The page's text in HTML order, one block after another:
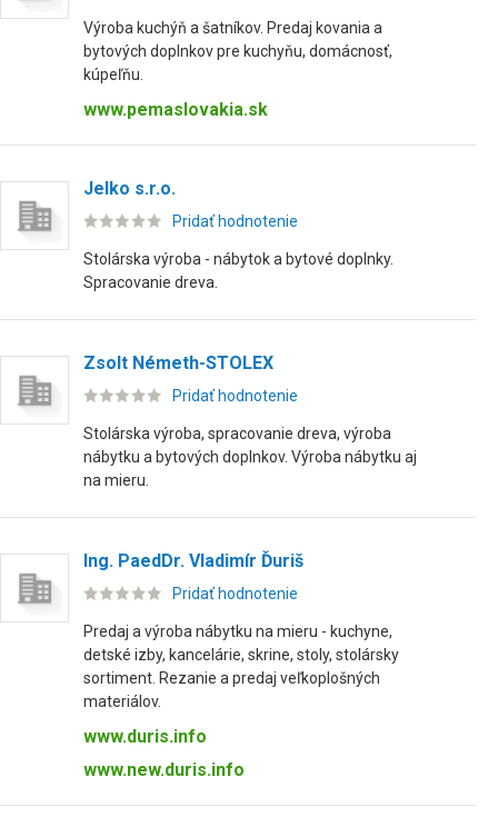
Výroba kuchýň a šatníkov. Predaj kovania a
bytových doplnkov pre kuchyňu, domácnosť,
kúpeľňu.
www.pemaslovakia.sk
Jelko s.r.o.
Pridať hodnotenie
Stolárska výroba - nábytok a bytové doplnky.
Spracovanie dreva.
Zsolt Németh-STOLEX
Pridať hodnotenie
Stolárska výroba, spracovanie dreva, výroba
nábytku a bytových doplnkov. Výroba nábytku aj
na mieru.
Ing. PaedDr. Vladimír Ďuriš
Pridať hodnotenie
Predaj a výroba nábytku na mieru - kuchyne,
detské izby, kancelárie, skrine, stoly, stolársky
sortiment. Rezanie a predaj veľkoplošných
materiálov.
www.duris.info
www.new.duris.info